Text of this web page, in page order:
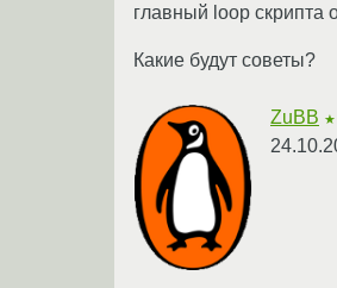
главный loop скрипта
Какие будут советы?
ZuBB